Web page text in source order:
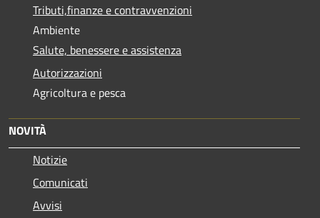
Tributi,finanze e contravvenzioni
Ambiente
Salute, benessere e assistenza
Autorizzazioni
Agricoltura e pesca
NOVITÀ
Notizie
Comunicati
Avvisi